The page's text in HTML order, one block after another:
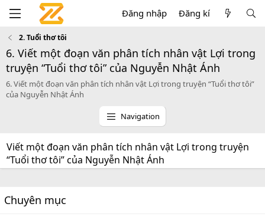
Đăng nhập Đăng kí
2. Tuổi thơ tôi
6. Viết một đoạn văn phân tích nhân vật Lợi trong
truyện “Tuổi thơ tôi” của Nguyễn Nhật Ánh
6. Viết một đoạn văn phân tích nhân vật Lợi trong truyện “Tuổi thơ tôi”
của Nguyễn Nhật Ánh
Navigation
Viết một đoạn văn phân tích nhân vật Lợi trong truyện
“Tuổi thơ tôi” của Nguyễn Nhật Ánh
Chuyên mục